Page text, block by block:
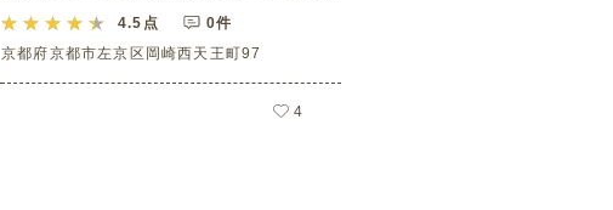
4.5 点
0件
京都府京都市左京区岡崎西天王町97
4